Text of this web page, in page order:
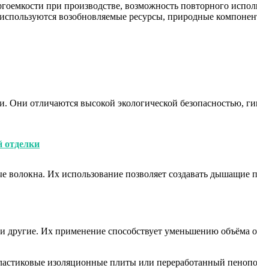
при производстве, возможность повторного
возобновляемые ресурсы, природные
Они отличаются высокой экологической безопасностью,
отделки
Их использование позволяет создавать дышащие
другие. Их применение способствует уменьшению объёма
изоляционные плиты или переработанный